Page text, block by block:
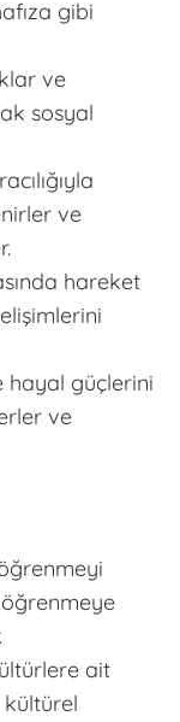
gibi
ve
sosyal
ve
hareket
hayal güçlerini
ve
ait